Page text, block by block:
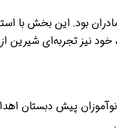
بود. این بخش با
نیز تجربه‌ای شیرین از
پیش دبستان